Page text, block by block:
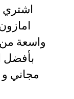
اشتري
واسعة
بأفضل
مجاني